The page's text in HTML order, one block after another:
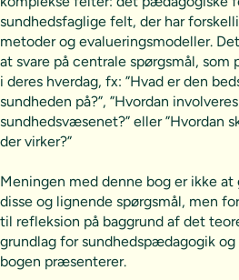
sundhedsfaglige felt, der har
metoder og evalueringsmodeller.
at svare på centrale spørgsmål,
i deres hverdag, fx: ”Hvad er den
sundheden på?”, ”Hvordan
sundhedsvæsenet?” eller ”Hvordan
der virker?”
Meningen med denne bog er ikke at
disse og lignende spørgsmål, men
til refleksion på baggrund af det
grundlag for sundhedspædagogik
bogen præsenterer.